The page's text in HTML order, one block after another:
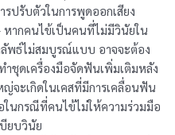
รปรับตัวในการพูดออกเสียง
หากคนไข้เป็นคนที่ไม่มีวินัยใน
ลัพธ์ไม่สมบูรณ์แบบ อาจจะต้อง
ชุดเครื่องมือจัดฟันเพิ่มเติมหลัง
ญ่จะเกิดในเคสที่มีการเคลื่อนฟัน
นกรณีที่คนไข้ไม่ให้ความร่วมมือ
บียบวินัย